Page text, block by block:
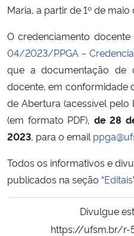
Banco Central do Brasil
Planalto
Maria, a partir de 1º de maio
O credenciamento
04/2023/PPGA –
que a documentação de
docente, em conformidade
de Abertura (acessível pelo
(em formato PDF), de 28
2023, para o email
Todos os informativos e
publicados na seção “Editais
Divulgue
https://ufsm.br/r-